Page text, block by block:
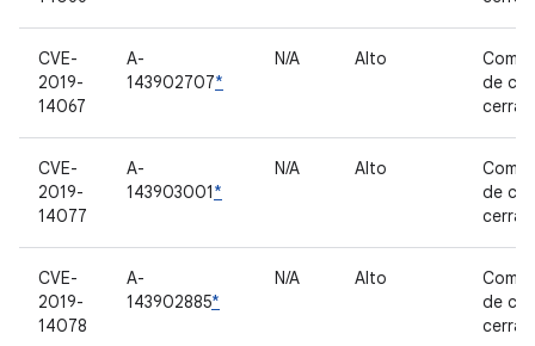
CVE-
2019-
14067
A-
143902707*
N/A Alto
de
CVE-
2019-
14077
A-
143903001*
N/A Alto
de
CVE-
2019-
14078
A-
143902885*
N/A Alto
de